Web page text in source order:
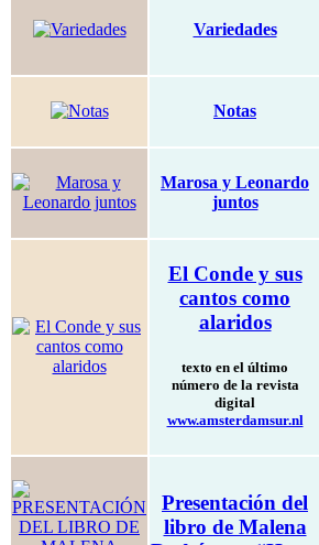
Variedades
Notas
Marosa y Leonardo
juntos
El Conde y sus
cantos como
alaridos
texto en el último
número de la revista
digital
www.amsterdamsur.nl
Presentación del
libro de Malena